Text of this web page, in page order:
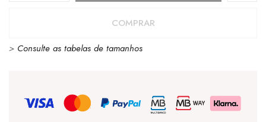
3
COMPRAR
> Consulte as tabelas de tamanhos